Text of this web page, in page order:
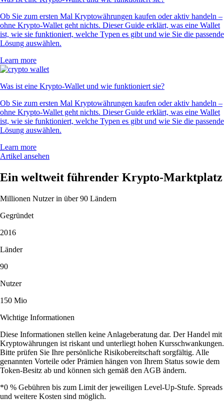
Ob Sie zum ersten Mal Kryptowährungen kaufen oder aktiv handeln –
ohne Krypto-Wallet geht nichts. Dieser Guide erklärt, was eine Wallet
ist, wie sie funktioniert, welche Typen es gibt und wie Sie die passende
Lösung auswählen.
Learn more
Was ist eine Krypto-Wallet und wie funktioniert sie?
Ob Sie zum ersten Mal Kryptowährungen kaufen oder aktiv handeln –
ohne Krypto-Wallet geht nichts. Dieser Guide erklärt, was eine Wallet
ist, wie sie funktioniert, welche Typen es gibt und wie Sie die passende
Lösung auswählen.
Learn more
Artikel ansehen
Ein weltweit führender Krypto-Marktplatz
Millionen Nutzer in über 90 Ländern
Gegründet
2016
Länder
90
Nutzer
150 Mio
Wichtige Informationen
Diese Informationen stellen keine Anlageberatung dar. Der Handel mit
Kryptowährungen ist riskant und unterliegt hohen Kursschwankungen.
Bitte prüfen Sie Ihre persönliche Risikobereitschaft sorgfältig. Alle
genannten Vorteile oder Prämien hängen von Ihrem Status sowie dem
Token-Besitz ab und können sich gemäß den AGB ändern.
*0 % Gebühren bis zum Limit der jeweiligen Level-Up-Stufe. Spreads
und weitere Kosten sind möglich.